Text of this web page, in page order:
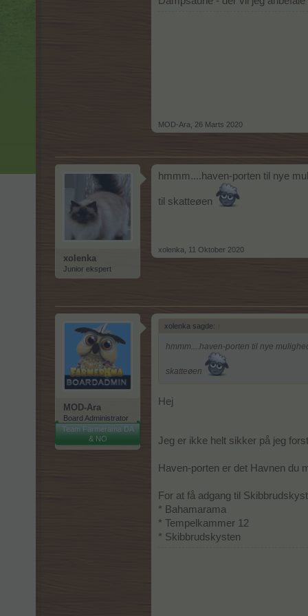
MOD-Ara 26 Marts 2020
xolenka
Junior ekspert
hmmm....haven-porten til nye
til skatteøen
xolenka 11 Oktober 2020
MOD-Ara
Board Administrator
Team Farmerama DA
& NO
xolenka sagde: ↑
hmmm....haven-porten til nye
skatteøen
Hej
Jeg er ikke helt sikker på jeg
Haven-porten er det Havnen du
For at få adgang til
* Bahamarama
* Tempelkammer 12
* Skibbrudskysten